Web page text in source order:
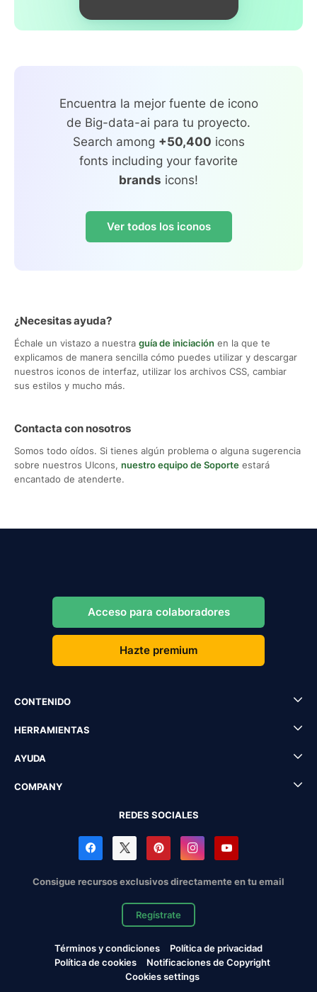
Encuentra la mejor fuente de icono
de Big-data-ai para tu proyecto.
Search among +50,400 icons
fonts including your favorite
brands icons!
Ver todos los iconos
¿Necesitas ayuda?
Échale un vistazo a nuestra guía de iniciación en la que te
explicamos de manera sencilla cómo puedes utilizar y descargar
nuestros iconos de interfaz, utilizar los archivos CSS, cambiar
sus estilos y mucho más.
Contacta con nosotros
Somos todo oídos. Si tienes algún problema o alguna sugerencia
sobre nuestros UIcons, nuestro equipo de Soporte estará
encantado de atenderte.
Acceso para colaboradores
Hazte premium
CONTENIDO
HERRAMIENTAS
AYUDA
COMPANY
REDES SOCIALES
Consigue recursos exclusivos directamente en tu email
Regístrate
Términos y condiciones
Política de privacidad
Política de cookies
Notificaciones de Copyright
Cookies settings